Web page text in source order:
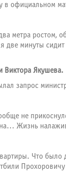
в официальном
метра ростом,
две минуты
Виктора Якушева.
запрос
не
Жизнь
Что